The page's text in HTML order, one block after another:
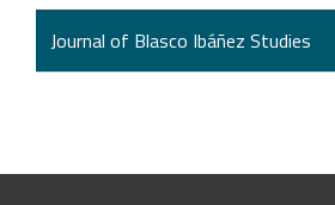
Journal of Blasco Ibáñez Studies